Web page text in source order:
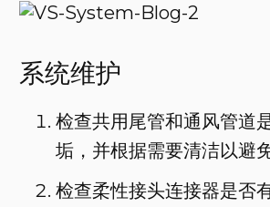
系统维护
检查共用尾管和通风管道
垢，并根据需要清洁以避
检查柔性接头连接器是否